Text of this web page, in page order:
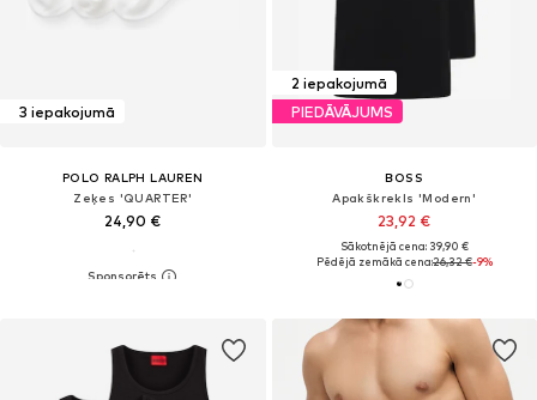
3 iepakojumā
POLO RALPH LAUREN
Zeķes 'QUARTER'
24,90 €
2 iepakojumā
PIEDĀVĀJUMS
BOSS
Apakškrekls 'Modern'
23,92 €
Sākotnējā cena: 39,90 €
Pēdējā zemākā cena:26,32 €-9%